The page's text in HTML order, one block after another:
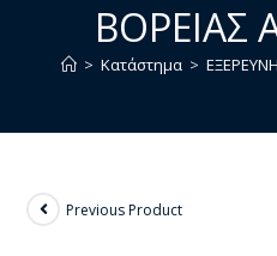
ΒΟΡΕΙΑΣ
> Κατάστημα >
Previous Product